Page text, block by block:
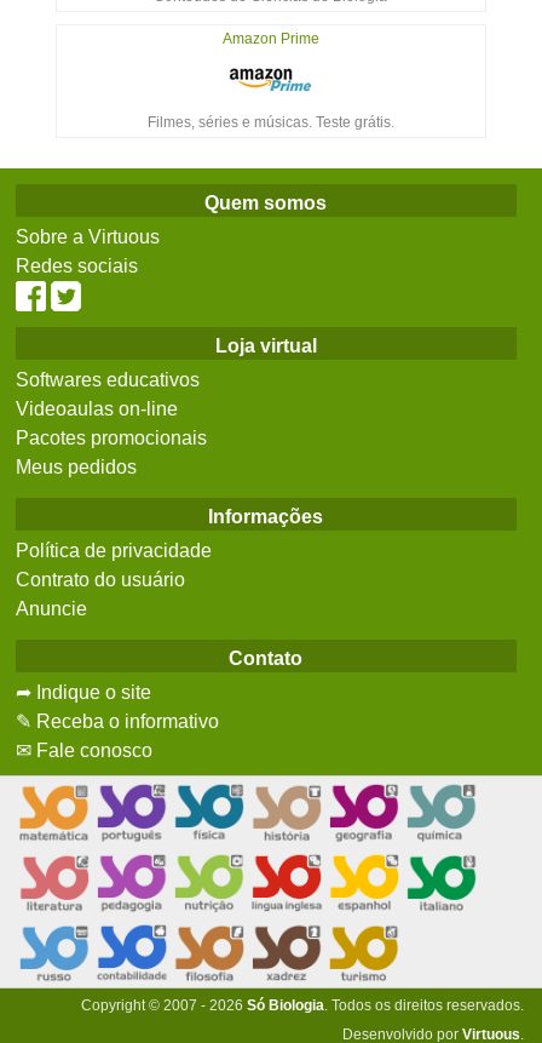
Amazon Prime
Filmes, séries e músicas. Teste grátis.
Quem somos
Sobre a Virtuous
Redes sociais
Loja virtual
Softwares educativos
Videoaulas on-line
Pacotes promocionais
Meus pedidos
Informações
Política de privacidade
Contrato do usuário
Anuncie
Contato
➦ Indique o site
✎ Receba o informativo
✉ Fale conosco
Copyright © 2007 - 2026 Só Biologia. Todos os direitos reservados.
Desenvolvido por Virtuous.